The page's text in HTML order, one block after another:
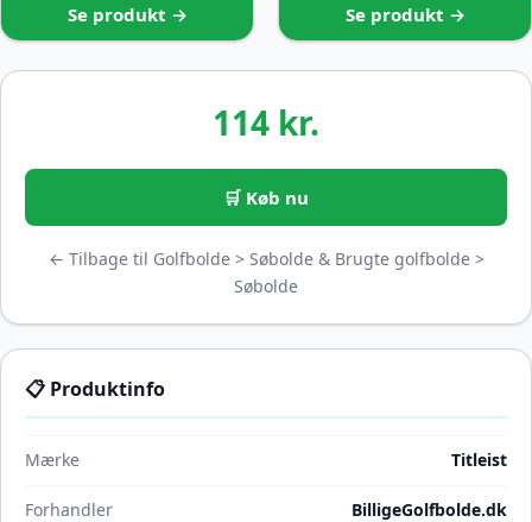
Se produkt → Se produkt →
114 kr.
🛒 Køb nu
← Tilbage til Golfbolde > Søbolde & Brugte golfbolde >
Søbolde
📋 Produktinfo
Mærke Titleist
Forhandler BilligeGolfbolde.dk